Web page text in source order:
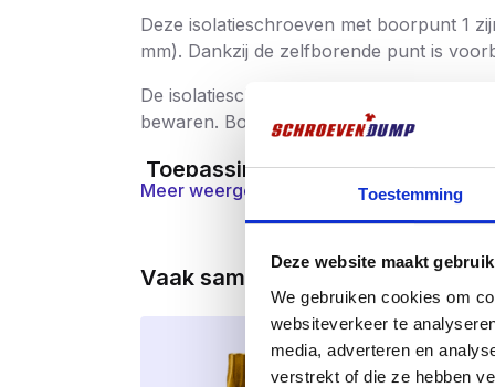
Toestemming
Deze website maakt
We gebruiken cookies om
websiteverkeer te
media, adverteren en
verstrekt of die ze hebben
Deze isolatieschroeven met boorpunt 1
mm). Dankzij de zelfborende punt is
De isolatieschroeven worden geleverd in
bewaren. Bovendien ontvang je3 gratis
Toepassingen
Bevestiging van PIR, EPS en
Geschikt voor dak-, gevel- en
Zowel voor renovatie- als
Voor hout en dunwandig staal tot 2
Meer weergeven
Vaak samen gekocht
Meest